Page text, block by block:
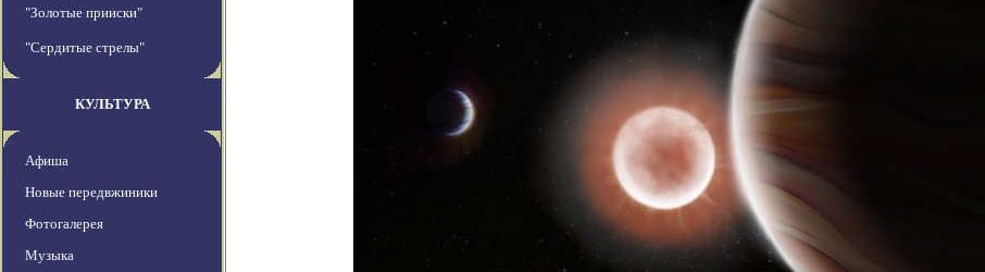
"Золотые прииски"
"Сердитые стрелы"
КУЛЬТУРА
Афиша
Новые передвжиники
Фотогалерея
Музыка